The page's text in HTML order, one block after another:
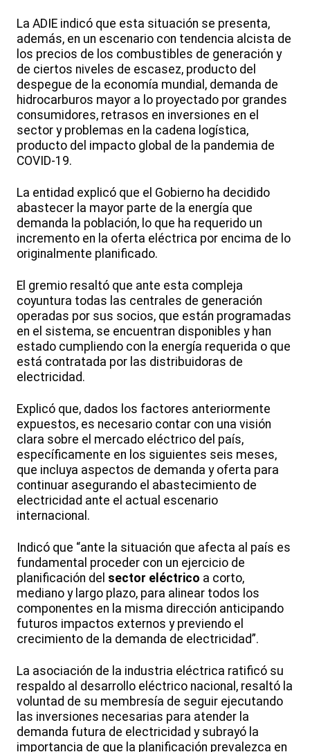
La ADIE indicó que esta situación se presenta,
además, en un escenario con tendencia alcista de
los precios de los combustibles de generación y
de ciertos niveles de escasez, producto del
despegue de la economía mundial, demanda de
hidrocarburos mayor a lo proyectado por grandes
consumidores, retrasos en inversiones en el
sector y problemas en la cadena logística,
producto del impacto global de la pandemia de
COVID-19.
La entidad explicó que el Gobierno ha decidido
abastecer la mayor parte de la energía que
demanda la población, lo que ha requerido un
incremento en la oferta eléctrica por encima de lo
originalmente planificado.
El gremio resaltó que ante esta compleja
coyuntura todas las centrales de generación
operadas por sus socios, que están programadas
en el sistema, se encuentran disponibles y han
estado cumpliendo con la energía requerida o que
está contratada por las distribuidoras de
electricidad.
Explicó que, dados los factores anteriormente
expuestos, es necesario contar con una visión
clara sobre el mercado eléctrico del país,
específicamente en los siguientes seis meses,
que incluya aspectos de demanda y oferta para
continuar asegurando el abastecimiento de
electricidad ante el actual escenario
internacional.
Indicó que “ante la situación que afecta al país es
fundamental proceder con un ejercicio de
planificación del sector eléctrico a corto,
mediano y largo plazo, para alinear todos los
componentes en la misma dirección anticipando
futuros impactos externos y previendo el
crecimiento de la demanda de electricidad”.
La asociación de la industria eléctrica ratificó su
respaldo al desarrollo eléctrico nacional, resaltó la
voluntad de su membresía de seguir ejecutando
las inversiones necesarias para atender la
demanda futura de electricidad y subrayó la
importancia de que la planificación prevalezca en